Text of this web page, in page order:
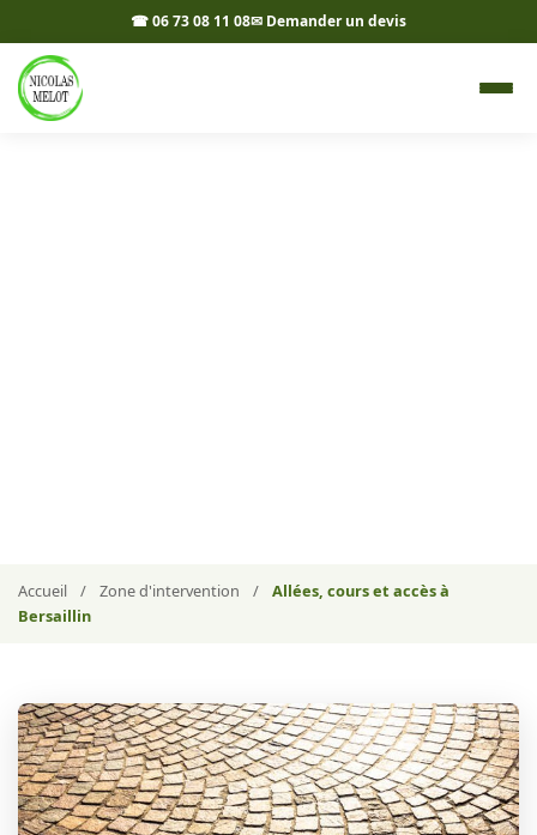
☎ 06 73 08 11 08✉ Demander un devis
Accueil / Zone d'intervention /
Allées, cours et accès à
Bersaillin